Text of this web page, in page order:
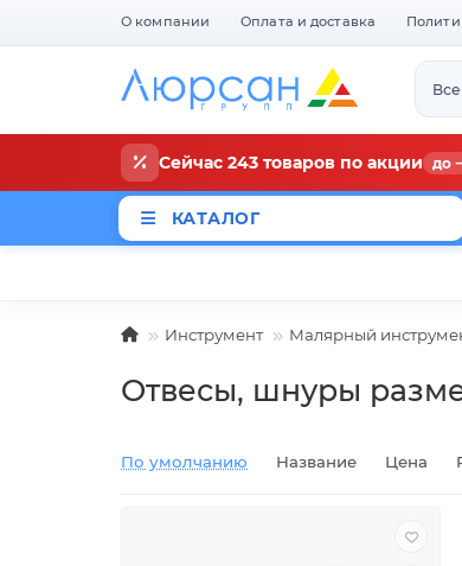
О компании Оплата и доставка
Сейчас 243 товаров по акции до
КАТАЛОГ
Инструмент Малярный
Отвесы, шнуры
По умолчанию Название Цена